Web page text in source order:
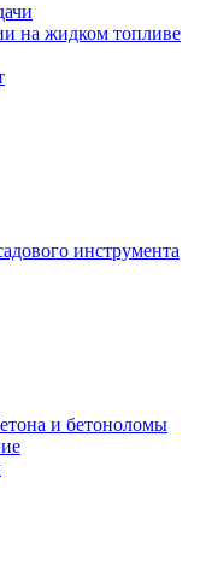
на жидком топливе
инструмента
и бетоноломы